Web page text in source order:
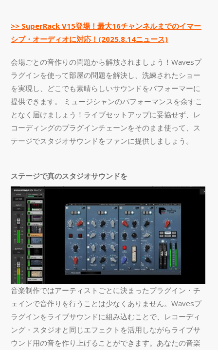
>> SuperRack V15登場！最大16チャンネルまでのイマー
シブ・オーディオに対応！(2025.8.14ニュース)
会場ごとの音作りの問題から解放されましょう！Wavesプ
ラグインを使って部屋の問題を解決し、洗練されたショー
を実現し、どこでも素晴らしいサウンドをパフォーマーに
提供できます。 ミュージシャンのパフォーマンスを余すこ
となく届けましょう！ライブセットアップに妥協せず、レ
コーディングのプラグインチェーンをそのまま使って、ス
テージでスタジオサウンドをファンに提供しましょう。
ステージで真のスタジオサウンドを
音楽制作ではアーティストごとに決まったプラグイン・チ
ェインで音作りを行うことは少なくありません。Wavesプ
ラグインをライブサウンドに組み込むことで、レコーディ
ング・スタジオと同じエフェクトを活用しながらライブサ
ウンド用の音を作り上げることができます。あなたの音楽